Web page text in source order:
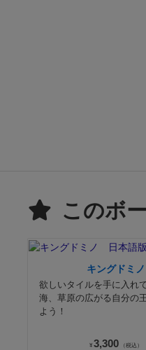
このボ
キングドミノ
欲しいタイルを手に入れ
海、草原の広がる自分の
よう！
¥ 3,300 （税込）